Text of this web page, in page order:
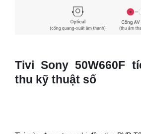
Tivi Sony 50W660F
thu kỹ thuật số